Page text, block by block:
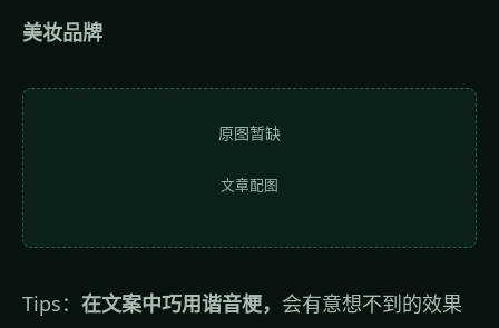
美妆品牌
原图暂缺
文章配图
Tips： 在文案中巧用谐音梗， 会有意想不到的效果